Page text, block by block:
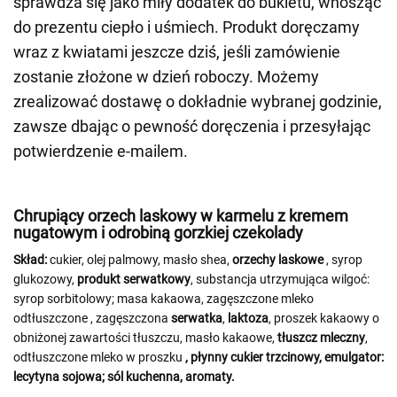
do prezentu ciepło i uśmiech. Produkt doręczamy
wraz z kwiatami jeszcze dziś, jeśli zamówienie
zostanie złożone w dzień roboczy. Możemy
zrealizować dostawę o dokładnie wybranej godzinie,
zawsze dbając o pewność doręczenia i przesyłając
potwierdzenie e-mailem.
Chrupiący orzech laskowy w karmelu z kremem
nugatowym i odrobiną gorzkiej czekolady
Skład:cukier, olej palmowy, masło shea, orzechy laskowe , syrop
glukozowy, produkt serwatkowy, substancja utrzymująca wilgoć:
syrop sorbitolowy; masa kakaowa, zagęszczone mleko
odtłuszczone , zagęszczona serwatka, laktoza, proszek kakaowy o
obniżonej zawartości tłuszczu, masło kakaowe, tłuszcz mleczny,
odtłuszczone mleko w proszku , płynny cukier trzcinowy, emulgator:
lecytyna sojowa; sól kuchenna, aromaty.